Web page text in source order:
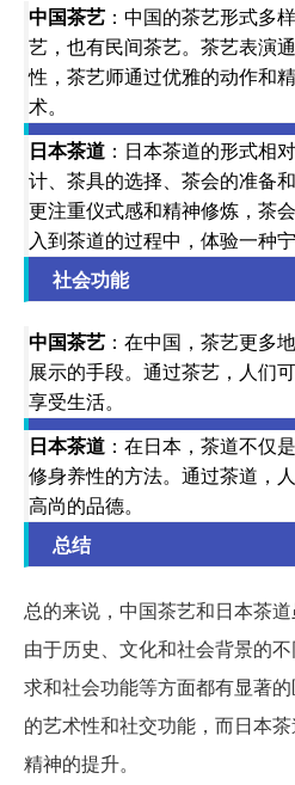
中国茶艺 ：中国的茶艺形式多
艺，也有民间茶艺。茶艺表演
性，茶艺师通过优雅的动作和
术。
日本茶道 ：日本茶道的形式相
计、茶具的选择、茶会的准备
更注重仪式感和精神修炼，茶
入到茶道的过程中，体验一种
社会功能
中国茶艺 ：在中国，茶艺更多
展示的手段。通过茶艺，人们
享受生活。
日本茶道 ：在日本，茶道不仅
修身养性的方法。通过茶道，
高尚的品德。
总结
总的来说，中国茶艺和日本茶
由于历史、文化和社会背景的
求和社会功能等方面都有显著
的艺术性和社交功能，而日本
精神的提升。